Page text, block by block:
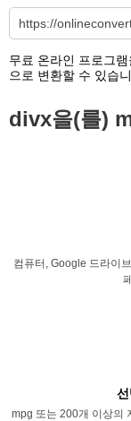
무료 온라인 프로그
으로 변환할 수 있습
divx을(를)
컴퓨터, Google 드라이
mpg 또는 200개 이상의